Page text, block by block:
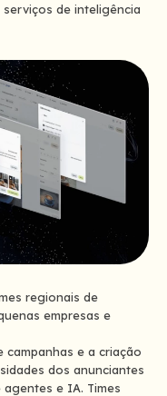
serviços de inteligência
regionais de
empresas e
campanhas e a criação
dos anunciantes
e IA. Times